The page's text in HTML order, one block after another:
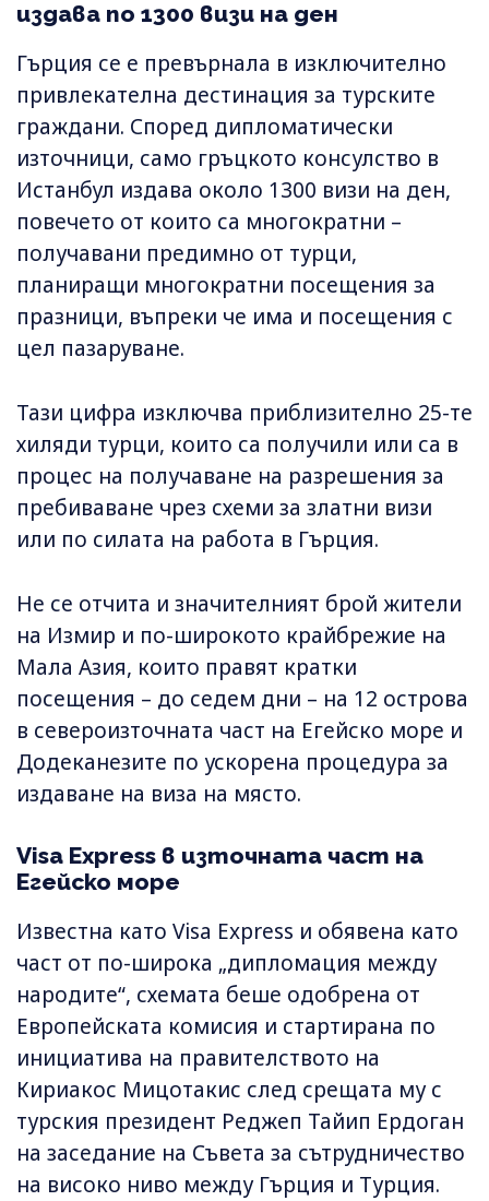
издава по 1300 визи на ден
Гърция се е превърнала в изключително
привлекателна дестинация за турските
граждани. Според дипломатически
източници, само гръцкото консулство в
Истанбул издава около 1300 визи на ден,
повечето от които са многократни –
получавани предимно от турци,
планиращи многократни посещения за
празници, въпреки че има и посещения с
цел пазаруване.
Тази цифра изключва приблизително 25-те
хиляди турци, които са получили или са в
процес на получаване на разрешения за
пребиваване чрез схеми за златни визи
или по силата на работа в Гърция.
Не се отчита и значителният брой жители
на Измир и по-широкото крайбрежие на
Мала Азия, които правят кратки
посещения – до седем дни – на 12 острова
в североизточната част на Егейско море и
Додеканезите по ускорена процедура за
издаване на виза на място.
Visa Express в източната част на
Егейско море
Известна като Visa Express и обявена като
част от по-широка „дипломация между
народите“, схемата беше одобрена от
Европейската комисия и стартирана по
инициатива на правителството на
Кириакос Мицотакис след срещата му с
турския президент Реджеп Тайип Ердоган
на заседание на Съвета за сътрудничество
на високо ниво между Гърция и Турция.